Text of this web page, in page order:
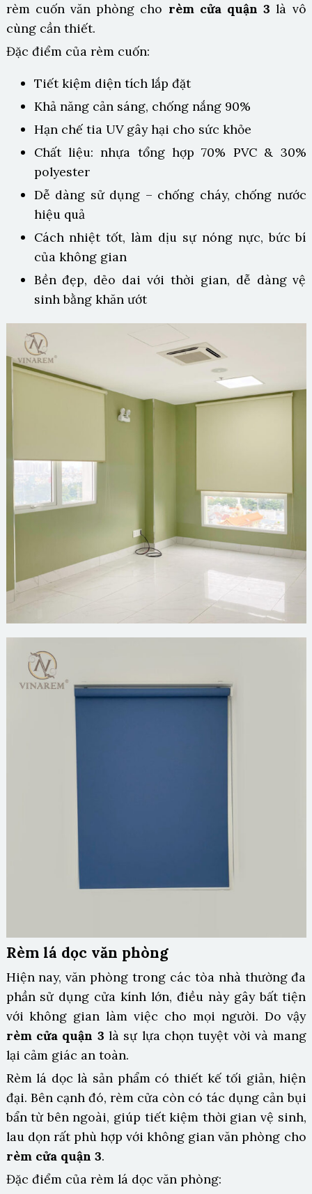
rèm cuốn văn phòng cho rèm cửa quận 3 là vô
cùng cần thiết.
Đặc điểm của rèm cuốn:
Tiết kiệm diện tích lắp đặt
Khả năng cản sáng, chống nắng 90%
Hạn chế tia UV gây hại cho sức khỏe
Chất liệu: nhựa tổng hợp 70% PVC & 30%
polyester
Dễ dàng sử dụng – chống cháy, chống nước
hiệu quả
Cách nhiệt tốt, làm dịu sự nóng nực, bức bí
của không gian
Bền đẹp, dẻo dai với thời gian, dễ dàng vệ
sinh bằng khăn ướt
Rèm lá dọc văn phòng
Hiện nay, văn phòng trong các tòa nhà thường đa
phần sử dụng cửa kính lớn, điều này gây bất tiện
với không gian làm việc cho mọi người. Do vậy
rèm cửa quận 3 là sự lựa chọn tuyệt vời và mang
lại cảm giác an toàn.
Rèm lá dọc là sản phẩm có thiết kế tối giản, hiện
đại. Bên cạnh đó, rèm cửa còn có tác dụng cản bụi
bẩn từ bên ngoài, giúp tiết kiệm thời gian vệ sinh,
lau dọn rất phù hợp với không gian văn phòng cho
rèm cửa quận 3.
Đặc điểm của rèm lá dọc văn phòng: